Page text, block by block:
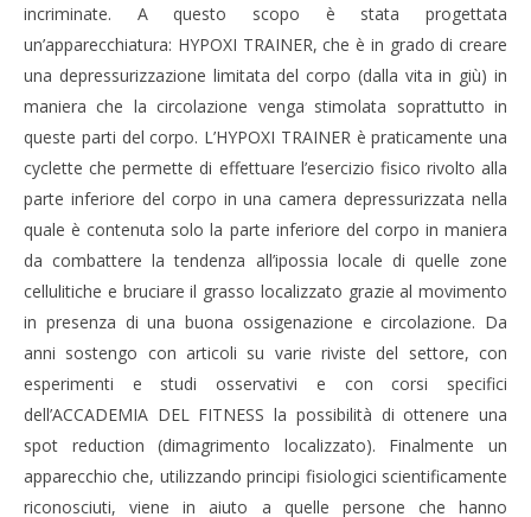
incriminate. A questo scopo è stata progettata
un’apparecchiatura: HYPOXI TRAINER, che è in grado di creare
una depressurizzazione limitata del corpo (dalla vita in giù) in
maniera che la circolazione venga stimolata soprattutto in
queste parti del corpo. L’HYPOXI TRAINER è praticamente una
cyclette che permette di effettuare l’esercizio fisico rivolto alla
parte inferiore del corpo in una camera depressurizzata nella
quale è contenuta solo la parte inferiore del corpo in maniera
da combattere la tendenza all’ipossia locale di quelle zone
cellulitiche e bruciare il grasso localizzato grazie al movimento
in presenza di una buona ossigenazione e circolazione. Da
anni sostengo con articoli su varie riviste del settore, con
esperimenti e studi osservativi e con corsi specifici
dell’ACCADEMIA DEL FITNESS la possibilità di ottenere una
spot reduction (dimagrimento localizzato). Finalmente un
apparecchio che, utilizzando principi fisiologici scientificamente
riconosciuti, viene in aiuto a quelle persone che hanno